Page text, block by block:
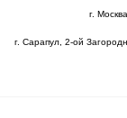
г.
г. Сарапул, 2-ой